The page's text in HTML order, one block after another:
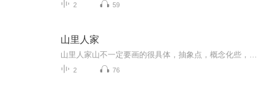
2 59
山里人家
2 76